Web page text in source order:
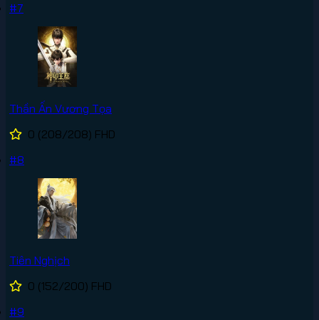
#7
Thần Ấn Vương Tọa
0 (208/208) FHD
#8
Tiên Nghịch
0 (152/200) FHD
#9